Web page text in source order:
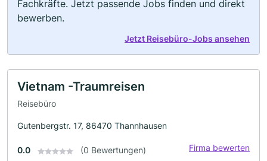
Fachkräfte. Jetzt passende Jobs finden und direkt
bewerben.
Jetzt Reisebüro-Jobs ansehen
Vietnam -Traumreisen
Reisebüro
Gutenbergstr. 17, 86470 Thannhausen
0.0 (0 Bewertungen) Firma bewerten